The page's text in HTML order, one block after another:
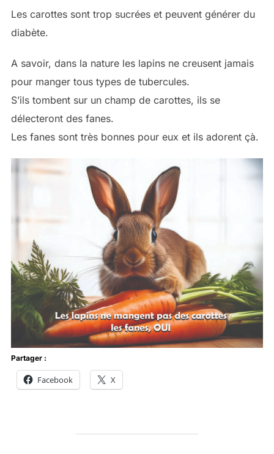
Les carottes sont trop sucrées et peuvent générer du
diabète.
A savoir, dans la nature les lapins ne creusent jamais
pour manger tous types de tubercules.
S’ils tombent sur un champ de carottes, ils se
délecteront des fanes.
Les fanes sont très bonnes pour eux et ils adorent çà.
Partager :
Facebook X